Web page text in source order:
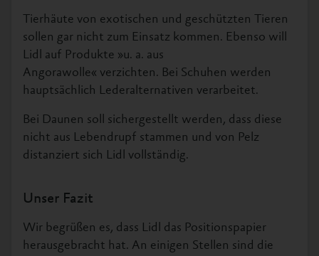
Tierhäute von exotischen und geschützten Tieren
sollen gar nicht zum Einsatz kommen. Ebenso will
Lidl auf Produkte »u. a. aus
Angorawolle« verzichten. Bei Schuhen werden
hauptsächlich Lederalternativen verarbeitet.
Bei Daunen soll sichergestellt werden, dass diese
nicht aus Lebendrupf stammen und von Pelz
distanziert sich Lidl vollständig.
Unser Fazit
Wir begrüßen es, dass Lidl das Positionspapier
herausgebracht hat. An einigen Stellen sind die